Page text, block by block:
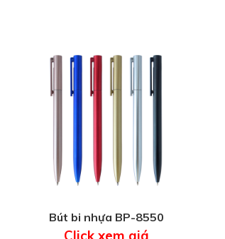
Bút bi nhựa BP-8550
Click xem giá